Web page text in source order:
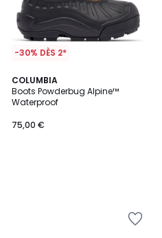
-30% DÈS 2*
COLUMBIA
Boots Powderbug Alpine™
Waterproof
75,00 €